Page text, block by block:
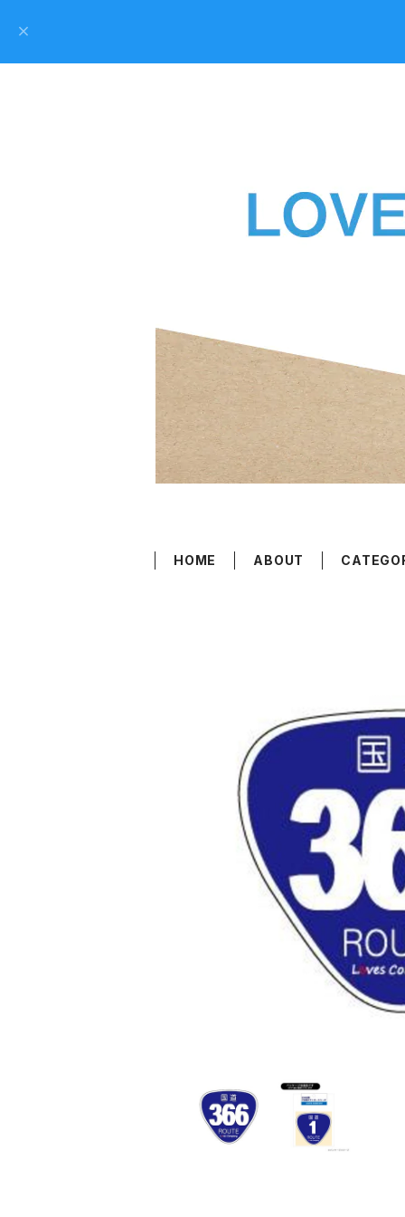
HOME ABOUT